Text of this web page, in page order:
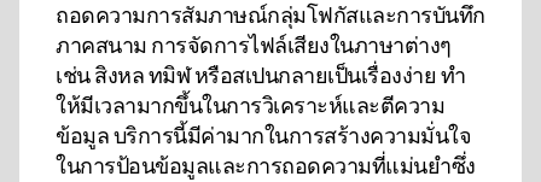
ถอดความการสัมภาษณ์กลุ่มโฟกัสและการบันทึก
ภาคสนาม การจัดการไฟล์เสียงในภาษาต่างๆ
เช่น สิงหล ทมิฬ หรือสเปนกลายเป็นเรื่องง่าย ทํา
ให้มีเวลามากขึ้นในการวิเคราะห์และตีความ
ข้อมูล บริการนี้มีค่ามากในการสร้างความมั่นใจ
ในการป้อนข้อมูลและการถอดความที่แม่นยําซึ่ง